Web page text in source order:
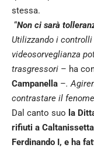
stessa.
“Non ci sarà
Utilizzando i
videosorveglianza
trasgressori – ha
Campanella –.
contrastare il
Dal canto suo la
rifiuti a
Ferdinando I, e ha